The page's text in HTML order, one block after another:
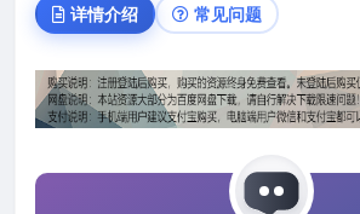
详情介绍 常见问题